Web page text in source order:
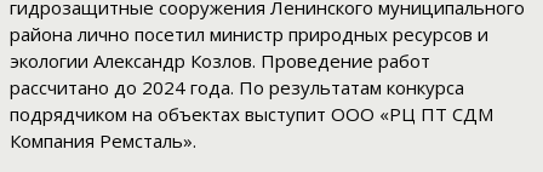
гидрозащитные сооружения Ленинского муниципального
района лично посетил министр природных ресурсов и
экологии Александр Козлов. Проведение работ
рассчитано до 2024 года. По результатам конкурса
подрядчиком на объектах выступит ООО «РЦ ПТ СДМ
Компания Ремсталь».